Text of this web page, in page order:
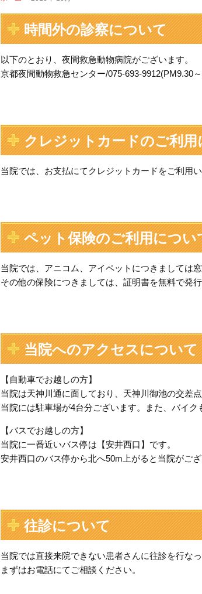
時間外の診察について
以下のとおり、夜間救急動物病院がございます。
京都夜間動物救急センター/075-693-9912(PM9.30
クレジットカードのご利用
当院では、お支払にてクレジットカードをご利用い
ペット保険のご利用につい
当院では、アニコム、アイペットにつきましては
その他の保険につきましては、証明書を無料で発
当院へのアクセスについて
【自動車でお越しの方】
当院は天神川通に面しており、天神川御池の交差
当院には駐車場が4台分ございます。また、バイク
【バスでお越しの方】
当院に一番近いバス停は【安井西口】です。
安井西口のバス停から北へ50m上がると当院がご
往診について
当院では直接来院できない患者さんに往診を行なっ
まずはお電話にてご相談ください。